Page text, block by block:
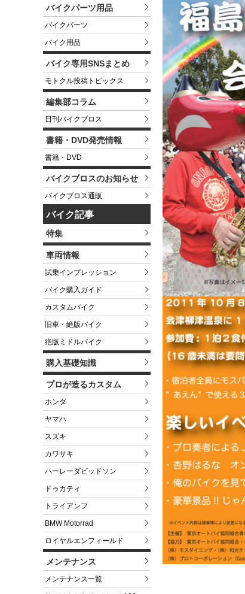
バイクパーツ用品
バイクパーツ
バイク用品
バイク専用SNSまとめ
モトクル投稿トピックス
編集部コラム
日刊バイクブロス
書籍・DVD発売情報
書籍・DVD
バイクブロスのお知らせ
バイクブロス通販
バイク記事
特集
車両情報
試乗インプレッション
バイク購入ガイド
カスタムバイク
旧車・絶版バイク
絶版ミドルバイク
購入基礎知識
プロが造るカスタム
ホンダ
ヤマハ
スズキ
カワサキ
ハーレーダビッドソン
ドゥカティ
トライアンフ
BMW Motorrad
ロイヤルエンフィールド
メンテナンス
メンテナンス一覧